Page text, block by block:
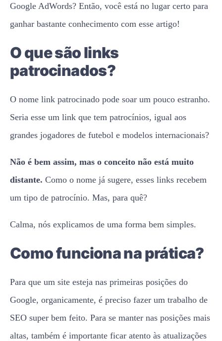
Google AdWords? Então, você está no lugar certo para
ganhar bastante conhecimento com esse artigo!
O que são links
patrocinados?
O nome link patrocinado pode soar um pouco estranho.
Seria esse um link que tem patrocínios, igual aos
grandes jogadores de futebol e modelos internacionais?
Não é bem assim, mas o conceito não está muito
distante. Como o nome já sugere, esses links recebem
um tipo de patrocínio. Mas, para quê?
Calma, nós explicamos de uma forma bem simples.
Como funciona na prática?
Para que um site esteja nas primeiras posições do
Google, organicamente, é preciso fazer um trabalho de
SEO super bem feito. Para se manter nas posições mais
altas, também é importante ficar atento às atualizações